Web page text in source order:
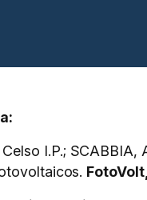
I.P.;
FotoVolt,